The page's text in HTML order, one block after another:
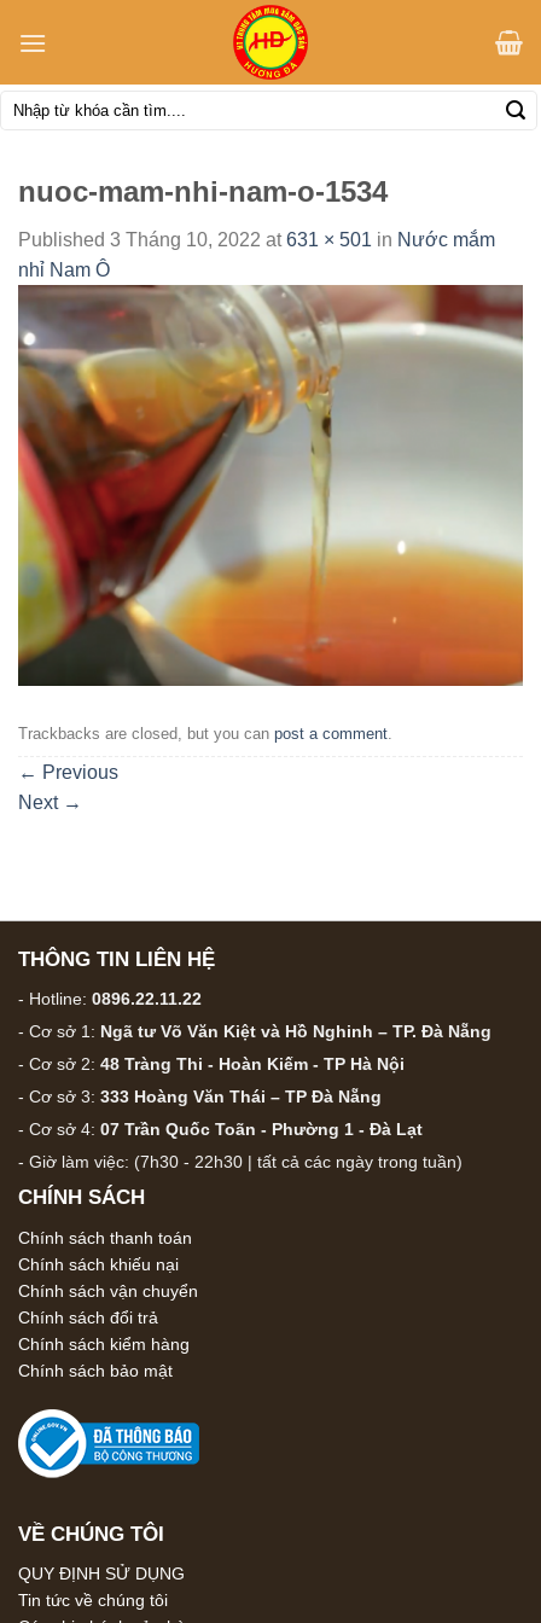
Tìm
kiếm:
nuoc-mam-nhi-nam-o-1534
Published 3 Tháng 10, 2022 at631 × 501 in Nước mắm
nhỉ Nam Ô
Trackbacks are closed, but you can post a comment.
← Previous
Next →
THÔNG TIN LIÊN HỆ
- Hotline: 0896.22.11.22
- Cơ sở 1: Ngã tư Võ Văn Kiệt và Hồ Nghinh – TP. Đà Nẵng
- Cơ sở 2: 48 Tràng Thi - Hoàn Kiếm - TP Hà Nội
- Cơ sở 3: 333 Hoàng Văn Thái – TP Đà Nẵng
- Cơ sở 4: 07 Trần Quốc Toãn - Phường 1 - Đà Lạt
- Giờ làm việc: (7h30 - 22h30 | tất cả các ngày trong tuần)
CHÍNH SÁCH
Chính sách thanh toán
Chính sách khiếu nại
Chính sách vận chuyển
Chính sách đổi trả
Chính sách kiểm hàng
Chính sách bảo mật
VỀ CHÚNG TÔI
QUY ĐỊNH SỬ DỤNG
Tin tức về chúng tôi